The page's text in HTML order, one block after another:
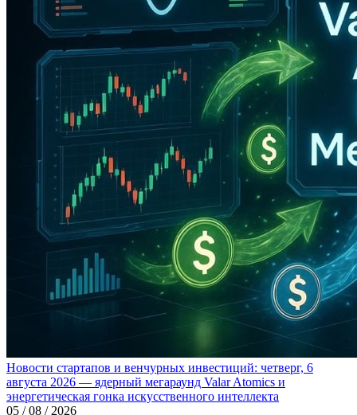
Новости стартапов и венчурных инвестиций: четверг, 6
августа 2026 — ядерный мегараунд Valar Atomics и
энергетическая гонка искусственного интеллекта
05 / 08 / 2026